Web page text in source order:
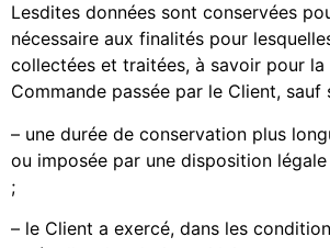
Lesdites données sont conservées
nécessaire aux finalités pour
collectées et traitées, à savoir pour la
Commande passée par le Client, sauf
– une durée de conservation plus
ou imposée par une disposition
;
– le Client a exercé, dans les